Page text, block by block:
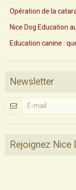
Opération de la
Nice Dog Education
Education canine :
Newsletter
Rejoignez